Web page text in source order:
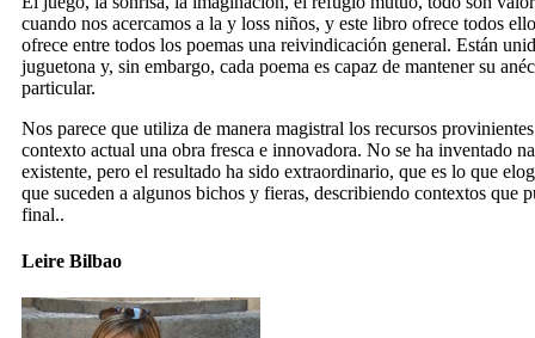
cuando nos acercamos a la y loss niños, y este libro ofrece todos
ofrece entre todos los poemas una reivindicación general. Están
juguetona y, sin embargo, cada poema es capaz de mantener su
particular.
Nos parece que utiliza de manera magistral los recursos
contexto actual una obra fresca e innovadora. No se ha inventado
existente, pero el resultado ha sido extraordinario, que es lo que
que suceden a algunos bichos y fieras, describiendo contextos que
final..
Leire Bilbao